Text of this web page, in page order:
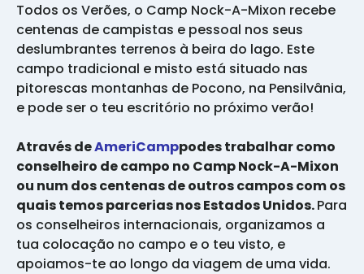
Todos os Verões, o Camp Nock-A-Mixon recebe
centenas de campistas e pessoal nos seus
deslumbrantes terrenos à beira do lago. Este
campo tradicional e misto está situado nas
pitorescas montanhas de Pocono, na Pensilvânia,
e pode ser o teu escritório no próximo verão!
Através deAmeriCamppodes trabalhar como
conselheiro de campo no Camp Nock-A-Mixon
ou num dos centenas de outros campos com os
quais temos parcerias nos Estados Unidos.Para
os conselheiros internacionais, organizamos a
tua colocação no campo e o teu visto, e
apoiamos-te ao longo da viagem de uma vida.